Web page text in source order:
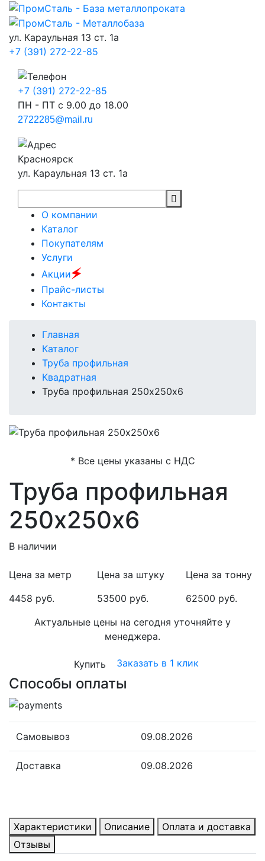
ул. Караульная 13 ст. 1а
+7 (391) 272-22-85
+7 (391) 272-22-85
ПН - ПТ с 9.00 до 18.00
2722285@mail.ru
Красноярск
ул. Караульная 13 ст. 1а
О компании
Каталог
Покупателям
Услуги
Акции🗲
Прайс-листы
Контакты
Главная
Каталог
Труба профильная
Квадратная
Труба профильная 250х250х6
* Все цены указаны с НДС
Труба профильная
250х250х6
В наличии
Цена за метр
4458 руб.
Цена за штуку
53500 руб.
Цена за тонну
62500 руб.
Актуальные цены на сегодня уточняйте у
менеджера.
Купить Заказать в 1 клик
Способы оплаты
Самовывоз 09.08.2026
Доставка 09.08.2026
Характеристики Описание
Оплата и доставка
Отзывы